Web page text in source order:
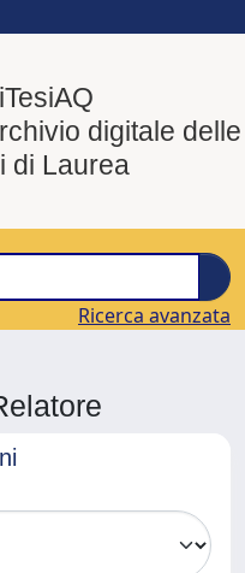
digitale delle
di Laurea
Ricerca avanzata